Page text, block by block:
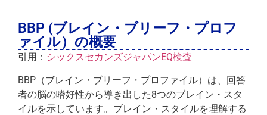
BBP (ブレイン・ブリーフ・プロフ
ァイル）の概要
引用： シックスセカンズジャパンEQ検査
BBP（ブレイン・ブリーフ・プロファイル）は、回答
者の脳の嗜好性から導き出した8つのブレイン・スタ
イルを示しています。ブレイン・スタイルを理解する